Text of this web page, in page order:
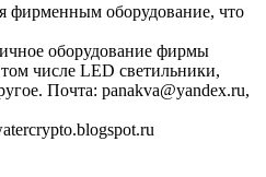
фирменным оборудование, что
оборудование фирмы
числе LED светильники,
Почта: panakva@yandex.ru,